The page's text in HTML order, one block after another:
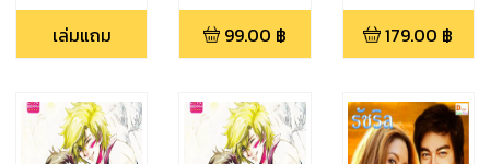
เล่มแถม 99.00 ฿ 179.00 ฿